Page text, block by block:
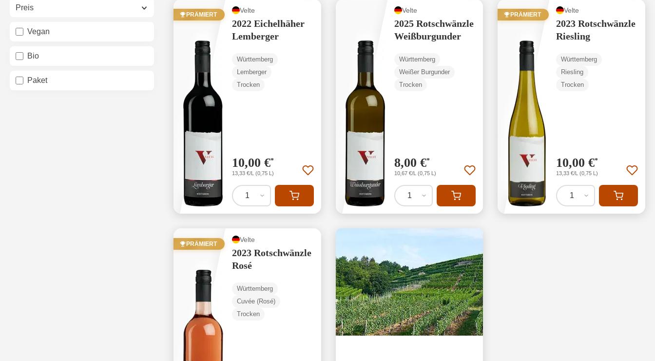
Preis
Vegan
Bio
Paket
PRÄMIERT
Velte
2022 Eichelhäher
Lemberger
Württemberg
Lemberger
Trocken
10,00 €*
13,33 €/L (0,75 L)
1
Velte
2025 Rotschwänzle
Weißburgunder
Württemberg
Weißer Burgunder
Trocken
8,00 €*
10,67 €/L (0,75 L)
1
PRÄMIERT
Velte
2023 Rotschwänzle
Riesling
Württemberg
Riesling
Trocken
10,00 €*
13,33 €/L (0,75 L)
1
PRÄMIERT
Velte
2023 Rotschwänzle
Rosé
Württemberg
Cuvée (Rosé)
Trocken